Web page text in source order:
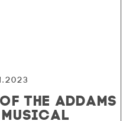
THE ADDAMS